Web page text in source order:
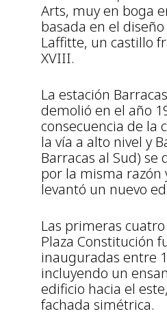
Arts, muy en boga
basada en el
Laffitte, un castillo
XVIII.
La estación
demolió en el año
consecuencia de la
la vía a alto nivel y
Barracas al Sud) se
por la misma razón
levantó un nuevo
Las primeras
Plaza Constitución
inauguradas entre
incluyendo un
edificio hacia el
fachada simétrica.